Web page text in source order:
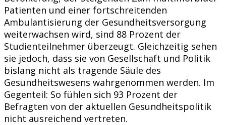
Patienten und einer fortschreitenden
Ambulantisierung der Gesundheitsversorgung
weiterwachsen wird, sind 88 Prozent der
Studienteilnehmer überzeugt. Gleichzeitig sehen
sie jedoch, dass sie von Gesellschaft und Politik
bislang nicht als tragende Säule des
Gesundheitswesens wahrgenommen werden. Im
Gegenteil: So fühlen sich 93 Prozent der
Befragten von der aktuellen Gesundheitspolitik
nicht ausreichend vertreten.